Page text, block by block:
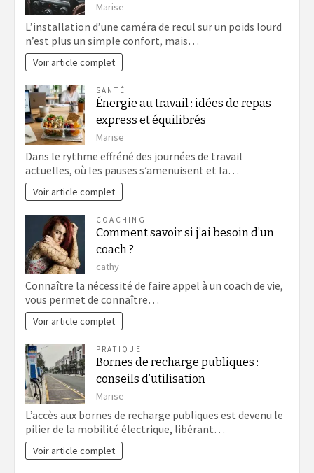
Marise
L’installation d’une caméra de recul sur un poids lourd
n’est plus un simple confort, mais…
Voir article complet
SANTÉ
Énergie au travail : idées de repas
express et équilibrés
Marise
Dans le rythme effréné des journées de travail
actuelles, où les pauses s’amenuisent et la…
Voir article complet
COACHING
Comment savoir si j’ai besoin d’un
coach ?
cathy
Connaître la nécessité de faire appel à un coach de vie,
vous permet de connaître…
Voir article complet
PRATIQUE
Bornes de recharge publiques :
conseils d’utilisation
Marise
L’accès aux bornes de recharge publiques est devenu le
pilier de la mobilité électrique, libérant…
Voir article complet